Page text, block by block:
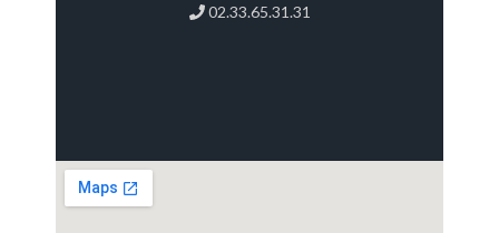
02.33.65.31.31